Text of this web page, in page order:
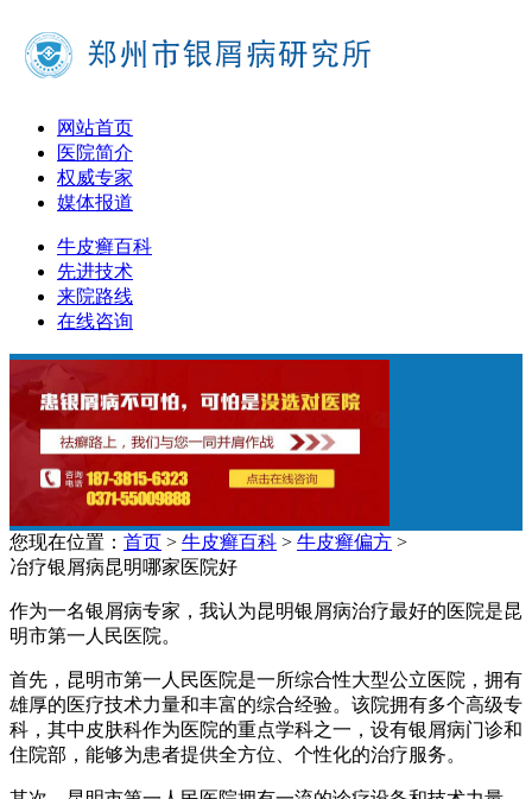
网站首页
医院简介
权威专家
媒体报道
牛皮癣百科
先进技术
来院路线
在线咨询
您现在位置： 首页 > 牛皮癣百科 > 牛皮癣偏方 >
冶疗银屑病昆明哪家医院好
作为一名银屑病专家，我认为昆明银屑病治疗最好的医院是昆
明市第一人民医院。
首先，昆明市第一人民医院是一所综合性大型公立医院，拥有
雄厚的医疗技术力量和丰富的综合经验。该院拥有多个高级专
科，其中皮肤科作为医院的重点学科之一，设有银屑病门诊和
住院部，能够为患者提供全方位、个性化的治疗服务。